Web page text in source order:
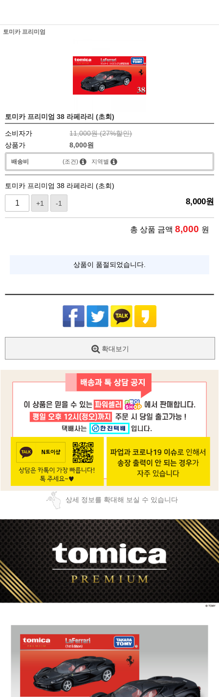
토미카 프리미엄
토미카 프리미엄 38 라페라리 (초회)
소비자가 11,000원 (27%할인)
상품가
8,000원
배송비 (조건) 지역별
토미카 프리미엄 38 라페라리 (초회)
+1 -1 8,000원
총 상품 금액 8,000 원
상품이 품절되었습니다.
확대보기
상세 정보를 확대해 보실 수 있습니다